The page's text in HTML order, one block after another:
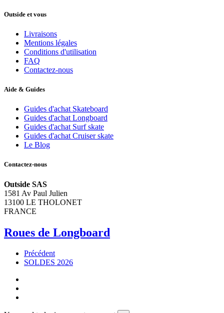
Outside et vous
Livraisons
Mentions légales
Conditions d'utilisation
FAQ
Contactez-nous
Aide & Guides
Guides d'achat Skateboard
Guides d'achat Longboard
Guides d'achat Surf skate
Guides d'achat Cruiser skate
Le Blog
Contactez-nous
Outside SAS
1581 Av Paul Julien
13100 LE THOLONET
FRANCE
Roues de Longboard
Précédent
SOLDES 2026